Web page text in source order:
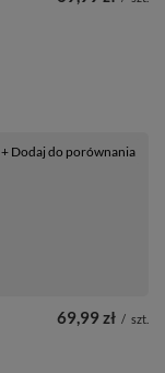
69,99 zł / szt.
+ Dodaj do porównania